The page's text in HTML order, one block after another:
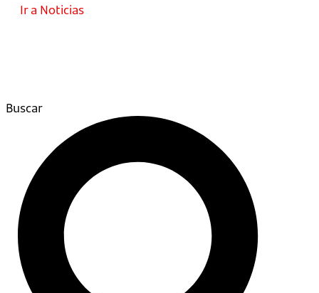
Ir a Noticias
Buscar